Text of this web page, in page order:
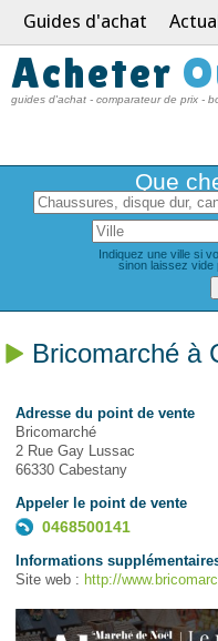
Guides d'achat
Acheter
guides d'achat - comparateur de prix -
Que
Indiquez une ville si
sinon laissez vide
Bricomarché à
Adresse du point de vente
Bricomarché
2 Rue Gay Lussac
66330 Cabestany
Appeler le point de vente
0468500141
Informations
Site web : http://